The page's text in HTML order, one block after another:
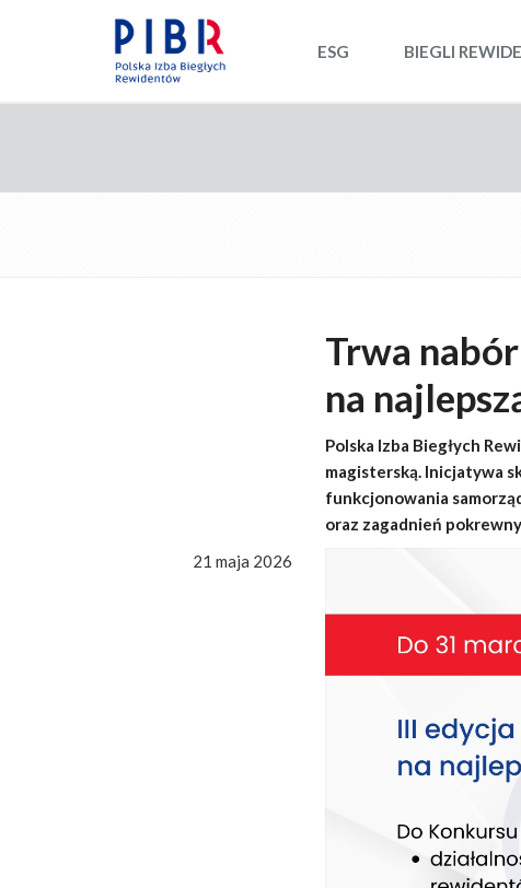
ESG BIEGLI
Trwa
na
Polska Izba Biegłych
magisterską. Inicjatywa
funkcjonowania
oraz zagadnień
21 maja 2026